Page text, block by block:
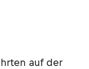
auf der